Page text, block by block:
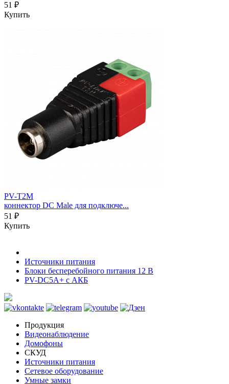
51 ₽
Купить
PV-T2M
коннектор DC Male для подключе...
51 ₽
Купить
Источники питания
Блоки бесперебойного питания 12 В
PV-DC5A+ с АКБ
Продукция
Видеонаблюдение
Домофоны
СКУД
Источники питания
Сетевое оборудование
Умные замки